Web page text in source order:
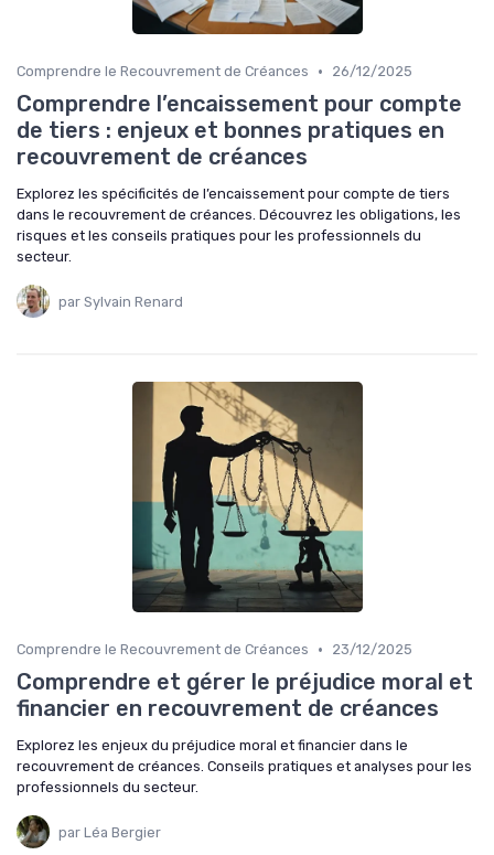
Comprendre le Recouvrement de Créances • 26/12/2025
Comprendre l’encaissement pour compte
de tiers : enjeux et bonnes pratiques en
recouvrement de créances
Explorez les spécificités de l’encaissement pour compte de tiers
dans le recouvrement de créances. Découvrez les obligations, les
risques et les conseils pratiques pour les professionnels du
secteur.
par Sylvain Renard
Comprendre le Recouvrement de Créances • 23/12/2025
Comprendre et gérer le préjudice moral et
financier en recouvrement de créances
Explorez les enjeux du préjudice moral et financier dans le
recouvrement de créances. Conseils pratiques et analyses pour les
professionnels du secteur.
par Léa Bergier